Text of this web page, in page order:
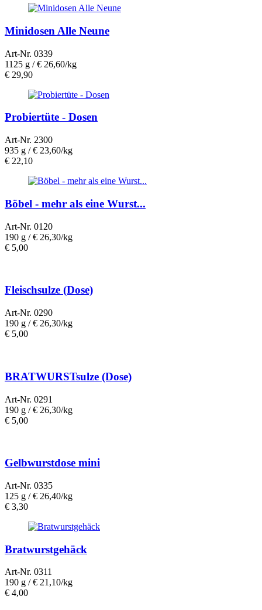
Minidosen Alle Neune
Art-Nr. 0339
1125 g /€ 26,60/kg
€ 29,90
Probiertüte - Dosen
Art-Nr. 2300
935 g /€ 23,60/kg
€ 22,10
Böbel - mehr als eine Wurst...
Art-Nr. 0120
190 g /€ 26,30/kg
€ 5,00
Fleischsulze (Dose)
Art-Nr. 0290
190 g /€ 26,30/kg
€ 5,00
BRATWURSTsulze (Dose)
Art-Nr. 0291
190 g /€ 26,30/kg
€ 5,00
Gelbwurstdose mini
Art-Nr. 0335
125 g /€ 26,40/kg
€ 3,30
Bratwurstgehäck
Art-Nr. 0311
190 g /€ 21,10/kg
€ 4,00